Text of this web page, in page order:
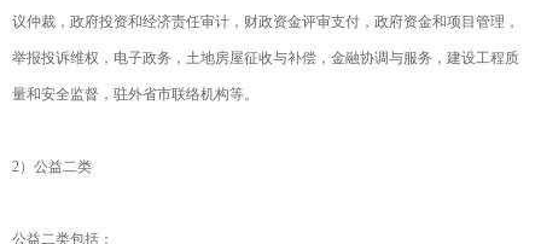
议仲裁，政府投资和经济责任审计，财政资金评审支付，政府资金和项目管理，
举报投诉维权，电子政务，土地房屋征收与补偿，金融协调与服务，建设工程质
量和安全监督，驻外省市联络机构等。
2）公益二类
公益二类包括：